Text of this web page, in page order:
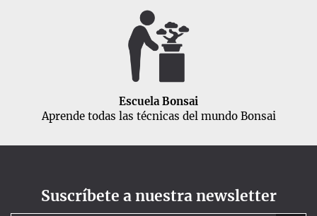
Escuela Bonsai
Aprende todas las técnicas del mundo Bonsai
Suscríbete a nuestra newsletter